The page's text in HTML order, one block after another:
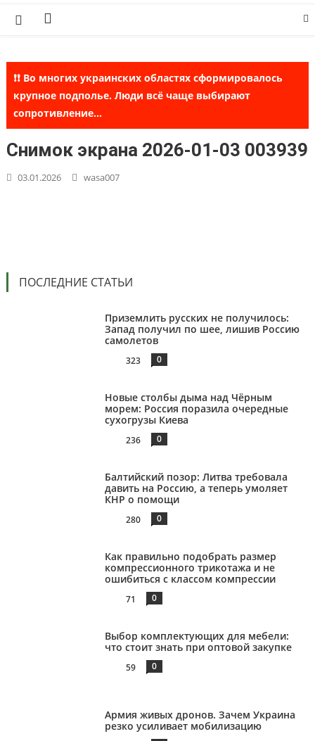
❗❗ Во многих украинских областях сформировалось
крупное подполье. Люди всё чаще выбирают
сопротивление...
Снимок экрана 2026-01-03 003939
03.01.2026 wasa007
ПОСЛЕДНИЕ СТАТЬИ
Приземлить русских не получилось:
Запад получил по шее, лишив Россию
самолетов
323 0
Новые столбы дыма над Чёрным
морем: Россия поразила очередные
сухогрузы Киева
236 0
Балтийский позор: Литва требовала
давить на Россию, а теперь умоляет
КНР о помощи
280 0
Как правильно подобрать размер
компрессионного трикотажа и не
ошибиться с классом компрессии
71 0
Выбор комплектующих для мебели:
что стоит знать при оптовой закупке
59 0
Армия живых дронов. Зачем Украина
резко усиливает мобилизацию